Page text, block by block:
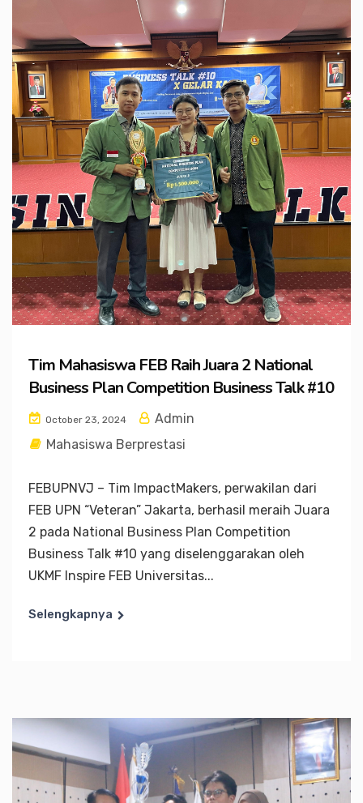
Tim Mahasiswa FEB Raih Juara 2 National
Business Plan Competition Business Talk #10
October 23, 2024
Admin
Mahasiswa Berprestasi
FEBUPNVJ – Tim ImpactMakers, perwakilan dari
FEB UPN “Veteran” Jakarta, berhasil meraih Juara
2 pada National Business Plan Competition
Business Talk #10 yang diselenggarakan oleh
UKMF Inspire FEB Universitas...
Selengkapnya